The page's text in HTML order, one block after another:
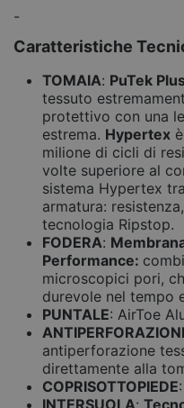
-
Caratteristiche
TOMAIA: PuTek
tessuto
protettivo con una
estrema. Hypertex
milione di cicli di
volte superiore al
sistema Hypertex
armatura:
tecnologia Ripstop.
FODERA:
Performance:
microscopici pori,
durevole nel tempo
PUNTALE: AirToe
antiperforazione
direttamente alla
COPRISOTTOPIEDE